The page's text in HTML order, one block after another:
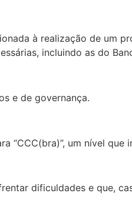
à realização de um
incluindo as do
e de governança.
“CCC(bra)”, um nível que
dificuldades e que,